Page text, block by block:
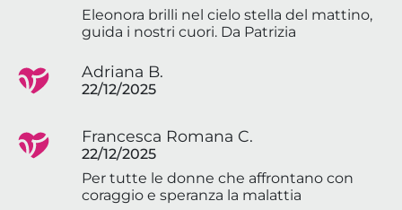
Eleonora brilli nel cielo stella del mattino,
guida i nostri cuori. Da Patrizia
Adriana B.
22/12/2025
Francesca Romana C.
22/12/2025
Per tutte le donne che affrontano con
coraggio e speranza la malattia